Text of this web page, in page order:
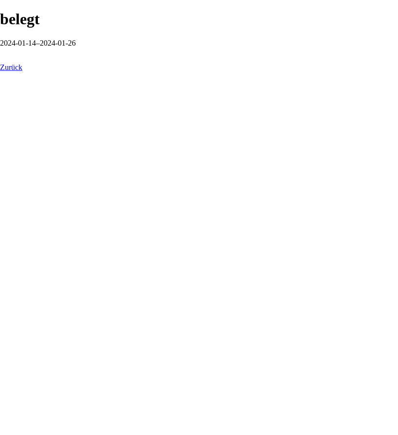
belegt
2024-01-14–2024-01-26
Zurück